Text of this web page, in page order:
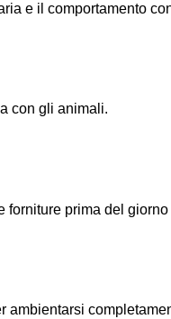
e il comportamento
con gli animali.
prima del
ambientarsi